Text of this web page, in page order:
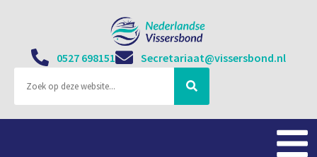
0527 698151 Secretariaat@vissersbond.nl